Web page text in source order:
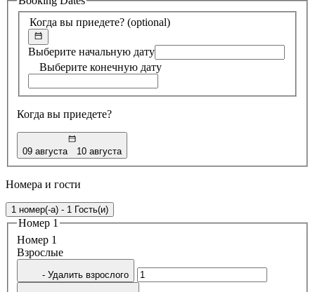
Когда вы приедете? (optional)
Выберите начальную дату
Выберите конечную дату
Когда вы приедете?
09 августа 10 августа
Номера и гости
1 номер(-а) - 1 Гость(и)
Номер 1
Номер 1
Bзрослые
- Удалить взрослого